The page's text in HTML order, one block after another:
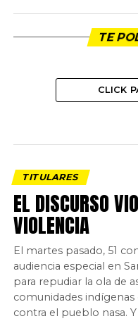
TE
CLICK
TITULARES
EL DISCURSO
VIOLENCIA
El martes pasado, 51
audiencia especial en
para repudiar la ola de
comunidades indígenas
contra el pueblo nasa.